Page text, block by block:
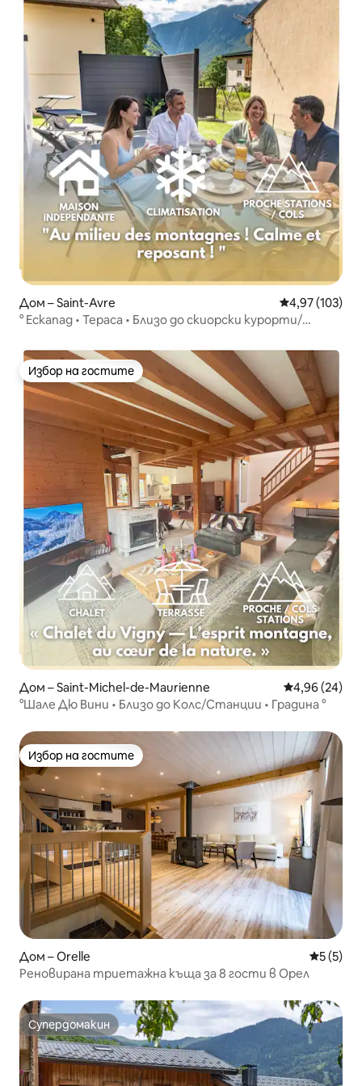
Дом – Saint-Avre Средна
4,97 (103)
° Ескапад • Тераса • Близо до скиорски курорти/
Избор на гостите
Избор на гостите
Дом – Saint-Michel-de-Maurienne Средна
4,96 (24)
°Шале Дю Вини • Близо до Колс/Станции • Градина °
Избор на гостите
Избор на гостите
Дом – Orelle Средна
5 (5)
Реновирана триетажна къща за 8 гости в Орел
Супердомакин
Супердомакин